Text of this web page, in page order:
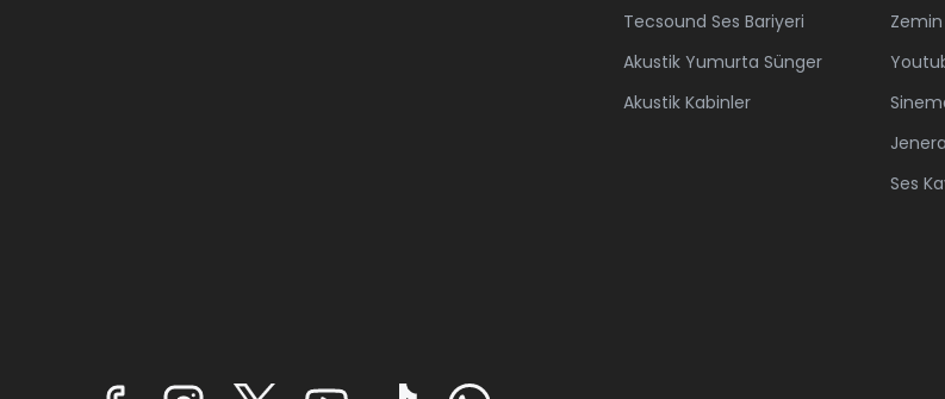
Tecsound Ses Bariyeri
Akustik Yumurta Sünger
Akustik Kabinler
Zemin
Ses